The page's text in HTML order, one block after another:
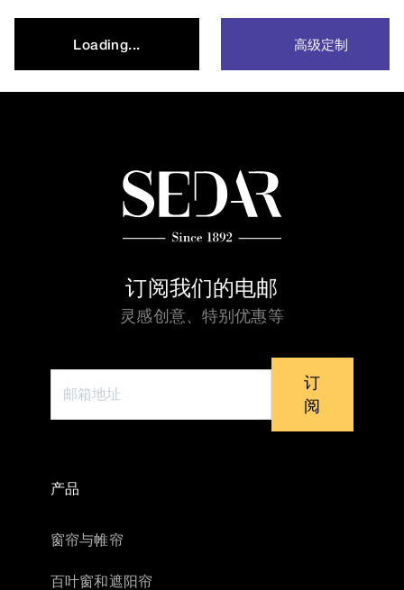
Loading... 高级定制
订阅我们的电邮
灵感创意、特别优惠等
订
阅
产品
窗帘与帷帘
百叶窗和遮阳帘